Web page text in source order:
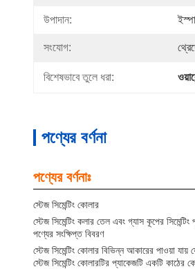
উপাদান:
সংযোগ:
বিশেষভাবে তুলে ধরা:
পণ্যের বর্ণনা
পণ্যের বর্ণনাঃ
স্টেজ সিমেন্টিং কোলার
স্টেজ সিমেন্টিং কলার তেল এবং গ্যাস কূপের
পণ্যের সংক্ষিপ্ত বিবরণ
স্টেজ সিমেন্টিং কোলার বিভিন্ন আকারের পাওয়া
স্টেজ সিমেন্টিং কোলারটির প্যাকেজটি একটি